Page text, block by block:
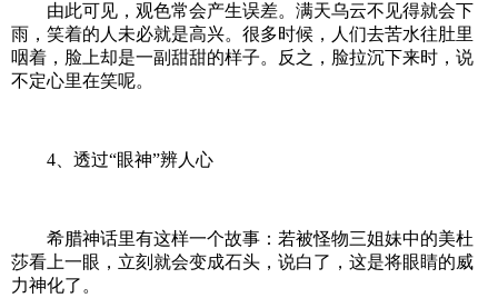
由此可见，观色常会产生误差。满天乌云不见得就会下
雨，笑着的人未必就是高兴。很多时候，人们去苦水往肚里
咽着，脸上却是一副甜甜的样子。反之，脸拉沉下来时，说
不定心里在笑呢。
4、透过“眼神”辨人心
希腊神话里有这样一个故事：若被怪物三姐妹中的美杜
莎看上一眼，立刻就会变成石头，说白了，这是将眼睛的威
力神化了。